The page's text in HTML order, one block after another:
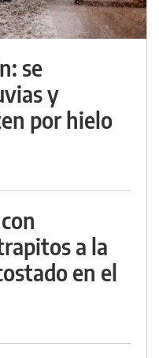
se
y
por hielo
a la
en el